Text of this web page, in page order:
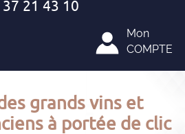
Mon
COMPTE
grands vins et
à portée de clic